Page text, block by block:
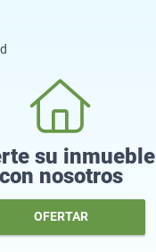
su inmueble
con nosotros
OFERTAR